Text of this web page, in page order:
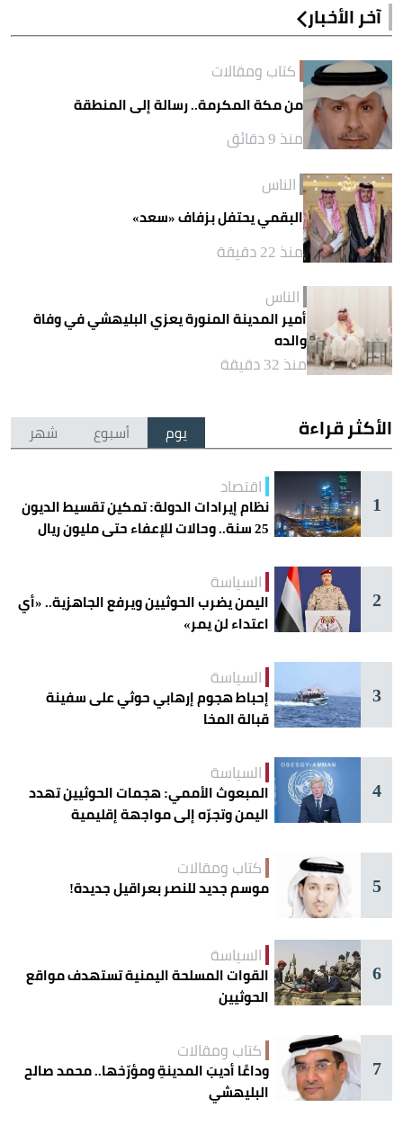
آخر الأخبار
كتاب ومقالات
من مكة المكرمة.. رسالة إلى المنطقة
منذ 9 دقائق
الناس
البقمي يحتفل بزفاف «سعد»
منذ 22 دقيقة
الناس
أمير المدينة المنورة يعزي البليهشي في وفاة
والده
منذ 32 دقيقة
الأكثر قراءة يوم أسبوع شهر
1
اقتصاد
نظام إيرادات الدولة: تمكين تقسيط الديون
25 سنة.. وحالات للإعفاء حتى مليون ريال
2
السياسة
اليمن يضرب الحوثيين ويرفع الجاهزية.. «أي
اعتداء لن يمر»
3
السياسة
إحباط هجوم إرهابي حوثي على سفينة
قبالة المخا
4
السياسة
المبعوث الأممي: هجمات الحوثيين تهدد
اليمن وتجرّه إلى مواجهة إقليمية
5
كتاب ومقالات
موسم جديد للنصر بعراقيل جديدة!
6
السياسة
القوات المسلحة اليمنية تستهدف مواقع
الحوثيين
7
كتاب ومقالات
وداعًا أديبَ المدينةِ ومؤرّخها.. محمد صالح
البليهشي